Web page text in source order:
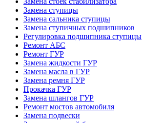
Замена ступицы
Замена сальника ступицы
Замена ступичных подшипников
Регулировка подшипника ступицы
Ремонт АБС
Ремонт ГУР
Замена жидкости ГУР
Замена масла в ГУР
Замена ремня ГУР
Прокачка ГУР
Замена шлангов ГУР
Ремонт мостов автомобиля
Замена подвески